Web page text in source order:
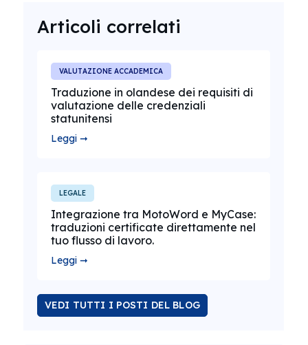
Articoli correlati
VALUTAZIONE ACCADEMICA
Traduzione in olandese dei requisiti di
valutazione delle credenziali
statunitensi
Leggi ➞
LEGALE
Integrazione tra MotoWord e MyCase:
traduzioni certificate direttamente nel
tuo flusso di lavoro.
Leggi ➞
VEDI TUTTI I POSTI DEL BLOG